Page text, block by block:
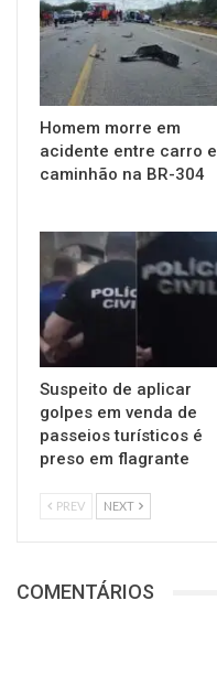
Homem morre em
acidente entre carro e
caminhão na BR-304
Suspeito de aplicar
golpes em venda de
passeios turísticos é
preso em flagrante
PREV NEXT
COMENTÁRIOS